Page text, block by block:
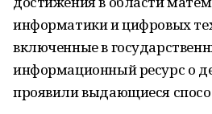
информатики и цифровых
включенные в
информационный ресурс о
проявили выдающиеся